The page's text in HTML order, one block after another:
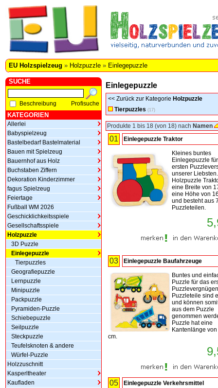
EU Holzspielzeug » Holzpuzzle » Einlegepuzzle
SUCHE
Beschreibung Profisuche
KATEGORIEN
Allerlei
Babyspielzeug
Bastelbedarf Bastelmaterial
Bauen mit Spielzeug
Bauernhof aus Holz
Buchstaben Ziffern
Dekoration Kinderzimmer
fagus Spielzeug
Feiertage
Fußball WM 2026
Geschicklichkeitsspiele
Gesellschaftsspiele
Holzpuzzle
3D Puzzle
Einlegepuzzle
Tierpuzzles
Geografiepuzzle
Lernpuzzle
Minipuzzle
Packpuzzle
Pyramiden-Puzzle
Schiebepuzzle
Seilpuzzle
Steckpuzzle
Teufelsknoten & andere
Würfel-Puzzle
Holzzuschnitt
Kasperltheater
Kaufladen
Einlegepuzzle
<< Zurück zur Kategorie Holzpuzzle
Tierpuzzles (17)
Produkte 1 bis 18 (von 18) nach Namen
01 Einlegepuzzle Traktor
Kleines buntes
Einlegepuzzle
ersten
unserer
Holzpuzzle
eine Breite von
eine Höhe von
und besteht aus
Puzzleteilen.
03 Einlegepuzzle Baufahrzeuge
Buntes und
Puzzle für das
Puzzleteile sind
und können
aus dem Puzzle
genommen
Puzzle hat eine
Kantenlänge
cm.
05 Einlegepuzzle Verkehrsmittel